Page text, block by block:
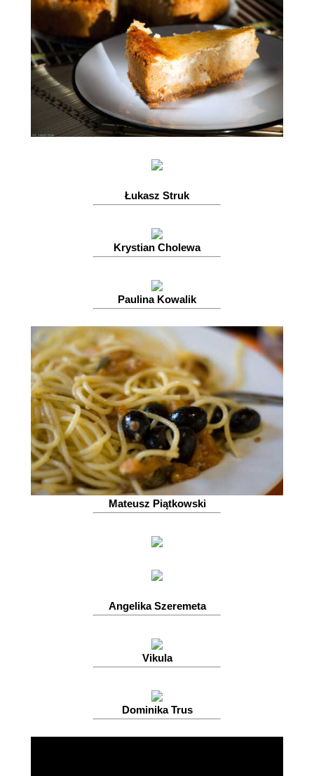
Łukasz Struk
Krystian Cholewa
Paulina Kowalik
Mateusz Piątkowski
Angelika Szeremeta
Vikula
Dominika Trus